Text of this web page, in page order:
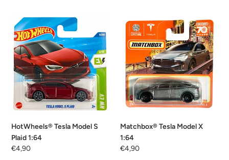
HotWheels®
Tesla
Model
S
Plaid
1:64
HotWheels® Tesla Model S
Plaid 1:64
Normaler
€4,90
Matchbox®
Tesla
Model
1:64
Matchbox® Tesla Model X
1:64
Normaler
€4,90